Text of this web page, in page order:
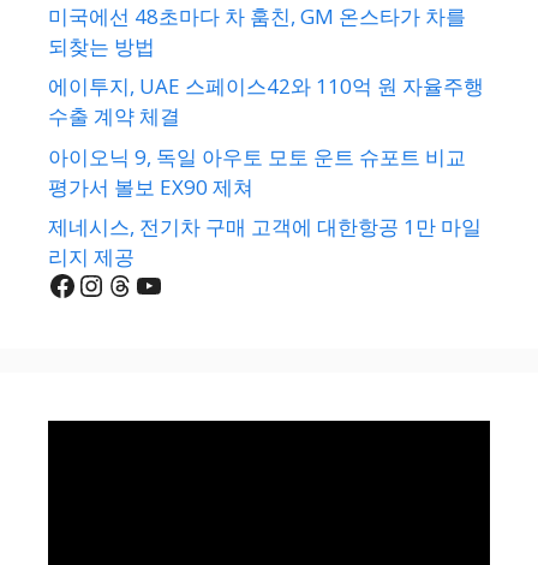
미국에선 48초마다 차 훔친, GM 온스타가 차를
되찾는 방법
에이투지, UAE 스페이스42와 110억 원 자율주행
수출 계약 체결
아이오닉 9, 독일 아우토 모토 운트 슈포트 비교
평가서 볼보 EX90 제쳐
제네시스, 전기차 구매 고객에 대한항공 1만 마일
리지 제공
Facebook
Instagram
Threads
YouTube